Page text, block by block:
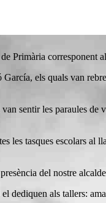
Primària corresponent
els quals van
sentir les paraules de
les tasques escolars al
del nostre
dediquen als tallers: